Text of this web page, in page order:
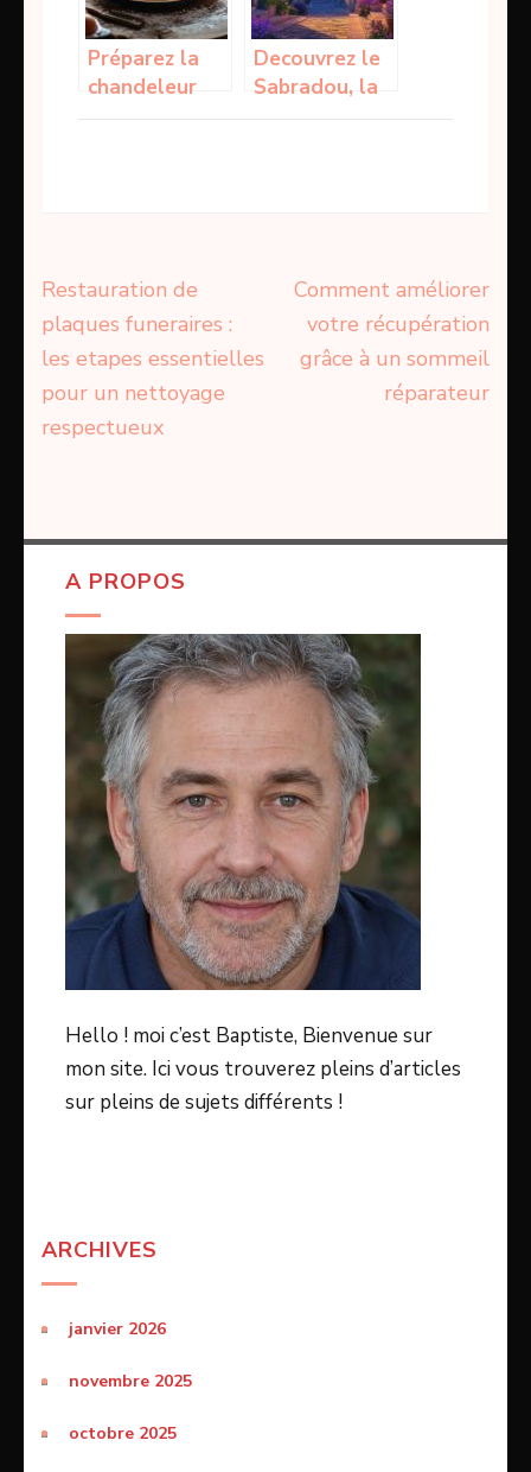
potager
votre
portefeuille
Préparez la
chandeleur
avec des
Decouvrez le
Sabradou, la
danse
Navigation
de
l’article
Restauration de
plaques funeraires :
les etapes essentielles
pour un nettoyage
respectueux
Comment améliorer
votre récupération
grâce à un sommeil
réparateur
A PROPOS
Hello ! moi c’est Baptiste, Bienvenue sur
mon site. Ici vous trouverez pleins d’articles
sur pleins de sujets différents !
ARCHIVES
janvier 2026
novembre 2025
octobre 2025